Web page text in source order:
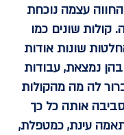
עצמה נוכחת
קולות שונים כמו
שונות אודות
נמצאת, עבודות
לה מה מהקולות
אותה כל כך
עינת, כמטפלת,